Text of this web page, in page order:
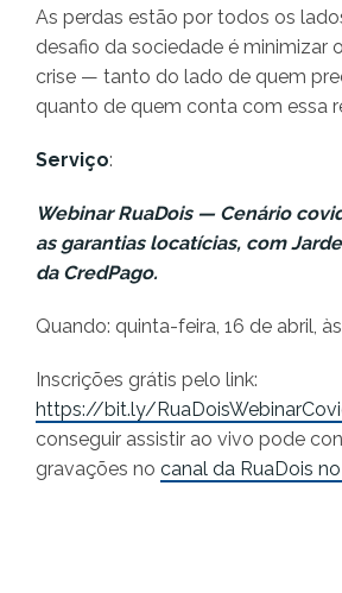
As perdas estão por todos os
desafio da sociedade é minimizar
crise — tanto do lado de quem
quanto de quem conta com essa
Serviço:
Webinar RuaDois — Cenário
as garantias locatícias, com
da CredPago.
Quando: quinta-feira, 16 de abril,
Inscrições grátis pelo link:
https://bit.ly/
conseguir assistir ao vivo pode
gravações no canal da RuaDois